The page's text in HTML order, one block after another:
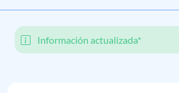
Información actualizada*